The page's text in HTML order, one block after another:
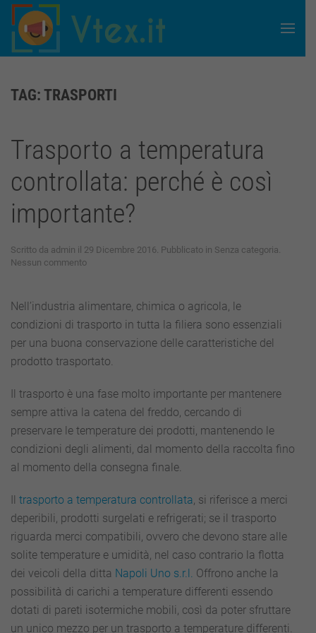
Skip to main content
TAG: TRASPORTI
Trasporto a temperatura
controllata: perché è così
importante?
Scritto da admin il 29 Dicembre 2016. Pubblicato in Senza categoria.
Nessun commentosu
temperatura
controllata:
perché
è
importante?
Nell’industria alimentare, chimica o agricola, le
condizioni di trasporto in tutta la filiera sono essenziali
per una buona conservazione delle caratteristiche del
prodotto trasportato.
Il trasporto è una fase molto importante per mantenere
sempre attiva la catena del freddo, cercando di
preservare le temperature dei prodotti, mantenendo le
condizioni degli alimenti, dal momento della raccolta fino
al momento della consegna finale.
Il trasporto a temperatura controllata, si riferisce a merci
deperibili, prodotti surgelati e refrigerati; se il trasporto
riguarda merci compatibili, ovvero che devono stare alle
solite temperature e umidità, nel caso contrario la flotta
dei veicoli della ditta Napoli Uno s.r.l. Offrono anche la
possibilità di carichi a temperature differenti essendo
dotati di pareti isotermiche mobili, così da poter sfruttare
un unico mezzo per un trasporto a temperature differenti.